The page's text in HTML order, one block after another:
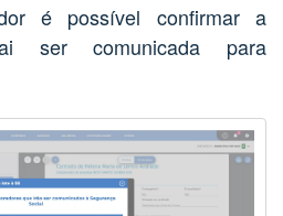
é possível confirmar a
ser comunicada para